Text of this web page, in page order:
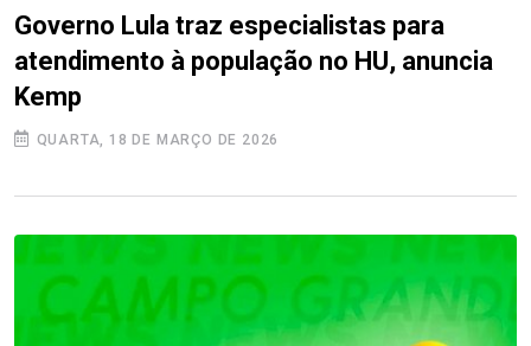
Governo Lula traz especialistas para
atendimento à população no HU, anuncia
Kemp
QUARTA, 18 DE MARÇO DE 2026